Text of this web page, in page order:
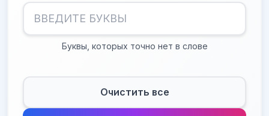
Буквы, которых точно нет в слове
Очистить все